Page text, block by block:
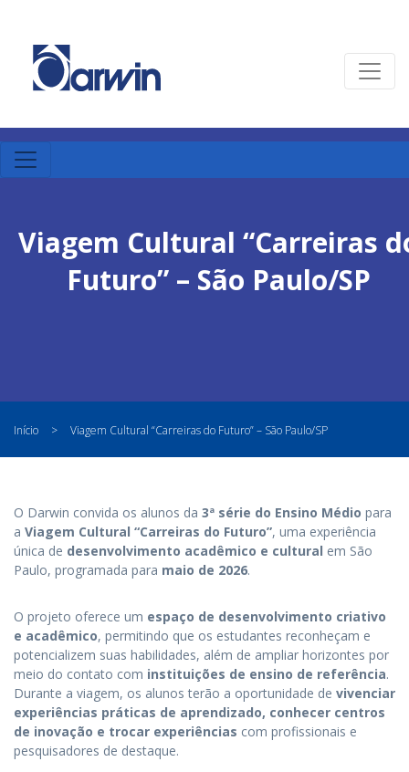
Viagem Cultural “Carreiras
Futuro” – São Paulo/SP
Início > Viagem Cultural “Carreiras do Futuro” – São Paulo/SP
O Darwin convida os alunos da 3ª série do Ensino Médio para
a Viagem Cultural “Carreiras do Futuro”, uma experiência
única de desenvolvimento acadêmico e cultural em São
Paulo, programada para maio de 2026.
O projeto oferece um espaço de desenvolvimento criativo
e acadêmico, permitindo que os estudantes reconheçam e
potencializem suas habilidades, além de ampliar horizontes por
meio do contato com instituições de ensino de referência.
Durante a viagem, os alunos terão a oportunidade de vivenciar
experiências práticas de aprendizado, conhecer centros
de inovação e trocar experiências com profissionais e
pesquisadores de destaque.